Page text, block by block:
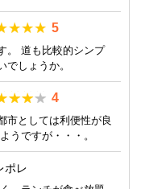
5
。 道も比較的シンプ
しょうか。
4
市としては利便性が良
うですが・・・。
ポレ